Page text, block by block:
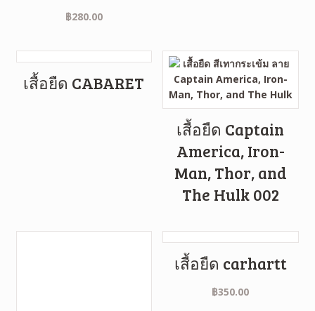
฿280.00
เสื้อยืด CABARET
เสื้อยืด Captain
America, Iron-
Man, Thor, and
The Hulk 002
เสื้อยืด carhartt
฿350.00